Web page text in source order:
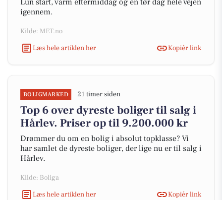
Lun start, varm eftermiddag og en tør dag hele vejen
igennem.
Kilde: MET.no
Læs hele artiklen her
Kopiér link
BOLIGMARKED 21 timer siden
Top 6 over dyreste boliger til salg i
Hårlev. Priser op til 9.200.000 kr
Drømmer du om en bolig i absolut topklasse? Vi
har samlet de dyreste boliger, der lige nu er til salg i
Hårlev.
Kilde: Boliga
Læs hele artiklen her
Kopiér link